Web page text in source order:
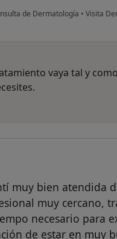
de Dermatología • Visita
vaya tal y
muy bien atendida
muy cercano,
necesario para
de estar en muy